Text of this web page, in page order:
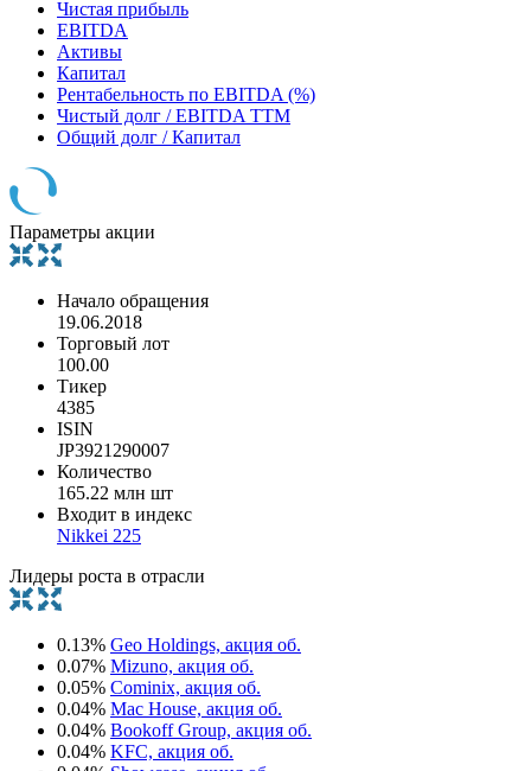
Чистая прибыль
EBITDA
Активы
Капитал
Рентабельность по EBITDA (%)
Чистый долг / EBITDA TTM
Общий долг / Капитал
Параметры акции
Начало обращения
19.06.2018
Торговый лот
100.00
Тикер
4385
ISIN
JP3921290007
Количество
165.22 млн шт
Входит в индекс
Nikkei 225
Лидеры роста в отрасли
0.13% Geo Holdings, акция об.
0.07% Mizuno, акция об.
0.05% Cominix, акция об.
0.04% Mac House, акция об.
0.04% Bookoff Group, акция об.
0.04% KFC, акция об.